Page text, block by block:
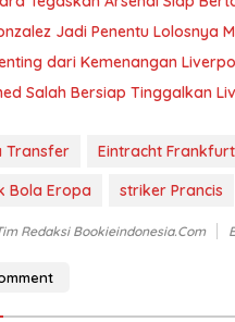
Jadi Penentu Lolosnya
dari Kemenangan
Salah Bersiap Tinggalkan
Transfer Eintracht Frankfurt
Bola Eropa
striker Prancis
Redaksi Bookieindonesia.com